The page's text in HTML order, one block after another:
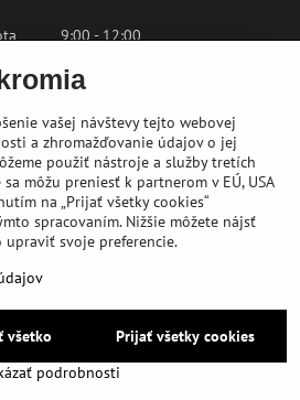
9:00 - 12:00
nás
46 549 23 32
do predajne
2026 BIKE PEAK
Zásady ochrany osobných údajov
pomocou:BiznisWeb.sk
vašej návštevy tejto webovej
a zhromažďovanie údajov o jej
použiť nástroje a služby tretích
môžu preniesť k partnerom v EÚ, USA
na „Prijať všetky cookies“
spracovaním. Nižšie môžete nájsť
svoje preferencie.
podrobnosti
Prijať všetky cookies
všetko